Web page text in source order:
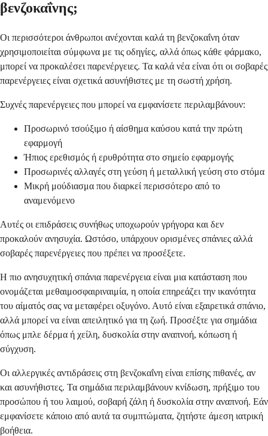
βενζοκαΐνης;
Οι περισσότεροι άνθρωποι ανέχονται καλά τη βενζοκαΐνη όταν
χρησιμοποιείται σύμφωνα με τις οδηγίες, αλλά όπως κάθε φάρμακο,
μπορεί να προκαλέσει παρενέργειες. Τα καλά νέα είναι ότι οι σοβαρές
παρενέργειες είναι σχετικά ασυνήθιστες με τη σωστή χρήση.
Συχνές παρενέργειες που μπορεί να εμφανίσετε περιλαμβάνουν:
Προσωρινό τσούξιμο ή αίσθημα καύσου κατά την πρώτη
εφαρμογή
Ήπιος ερεθισμός ή ερυθρότητα στο σημείο εφαρμογής
Προσωρινές αλλαγές στη γεύση ή μεταλλική γεύση στο στόμα
Μικρή μούδιασμα που διαρκεί περισσότερο από το
αναμενόμενο
Αυτές οι επιδράσεις συνήθως υποχωρούν γρήγορα και δεν
προκαλούν ανησυχία. Ωστόσο, υπάρχουν ορισμένες σπάνιες αλλά
σοβαρές παρενέργειες που πρέπει να προσέξετε.
Η πιο ανησυχητική σπάνια παρενέργεια είναι μια κατάσταση που
ονομάζεται μεθαιμοσφαιριναιμία, η οποία επηρεάζει την ικανότητα
του αίματός σας να μεταφέρει οξυγόνο. Αυτό είναι εξαιρετικά σπάνιο,
αλλά μπορεί να είναι απειλητικό για τη ζωή. Προσέξτε για σημάδια
όπως μπλε δέρμα ή χείλη, δυσκολία στην αναπνοή, κόπωση ή
σύγχυση.
Οι αλλεργικές αντιδράσεις στη βενζοκαΐνη είναι επίσης πιθανές, αν
και ασυνήθιστες. Τα σημάδια περιλαμβάνουν κνίδωση, πρήξιμο του
προσώπου ή του λαιμού, σοβαρή ζάλη ή δυσκολία στην αναπνοή. Εάν
εμφανίσετε κάποιο από αυτά τα συμπτώματα, ζητήστε άμεση ιατρική
βοήθεια.